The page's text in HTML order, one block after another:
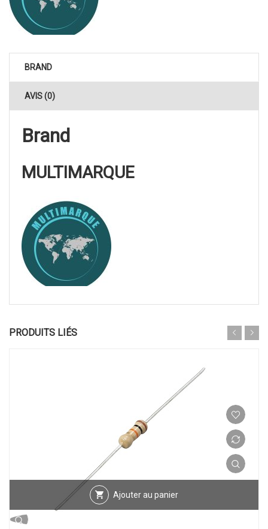
BRAND
AVIS (0)
Brand
MULTIMARQUE
PRODUITS LIÉS
Ajouter au panier